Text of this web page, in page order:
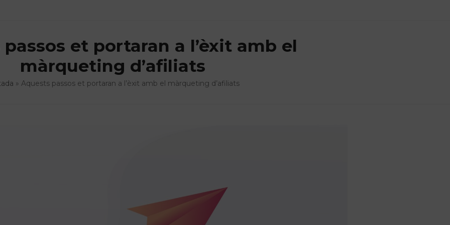
et portaran a l’èxit amb el
màrqueting d’afiliats
» Aquests passos et portaran a l’èxit amb el màrqueting d’afiliats